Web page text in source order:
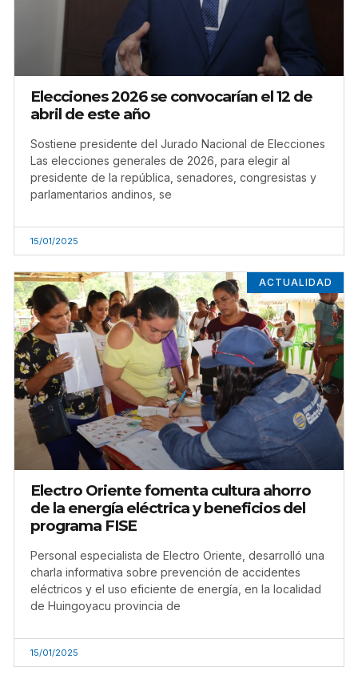
Elecciones 2026 se convocarían el 12 de
abril de este año
Sostiene presidente del Jurado Nacional de Elecciones
Las elecciones generales de 2026, para elegir al
presidente de la república, senadores, congresistas y
parlamentarios andinos, se
15/01/2025
ACTUALIDAD
Electro Oriente fomenta cultura ahorro
de la energía eléctrica y beneficios del
programa FISE
Personal especialista de Electro Oriente, desarrolló una
charla informativa sobre prevención de accidentes
eléctricos y el uso eficiente de energía, en la localidad
de Huingoyacu provincia de
15/01/2025